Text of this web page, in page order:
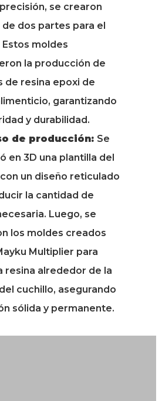
se crearon
dos partes para el
Estos moldes
la producción de
de resina epoxi de
garantizando
y durabilidad.
de producción: Se
en 3D una plantilla del
un diseño reticulado
la cantidad de
Luego, se
los moldes creados
Multiplier para
resina alrededor de la
cuchillo, asegurando
sólida y permanente.